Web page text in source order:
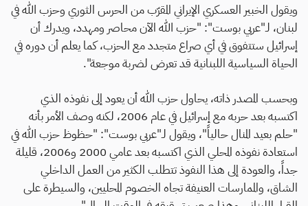
ويقول الخبير العسكري الإيراني المقرّب من الحرس الثوري وحزب الله في
لبنان، لـ"عربي بوست": "حزب الله الآن محاصر ومهدد، ويدرك أن
إسرائيل ستتفوق في أي صراع متجدد مع الحزب، كما يعلم أن دوره في
الحياة السياسية اللبنانية قد تعرض لضربة موجعة".
وبحسب المصدر ذاته، يحاول حزب الله أن يعود إلى نفوذه الذي
اكتسبه بعد حربه مع إسرائيل في عام 2006، لكنه وصف الأمر بأنه
"حلم بعيد المنال حالياً"، ويقول لـ"عربي بوست": "حظوظ حزب الله في
استعادة نفوذه المحلي الذي اكتسبه بعد عامي 2000 و2006، قليلة
جداً، والعودة إلى هذا النفوذ تتطلب الكثير من العمل الداخلي
الشاق، والممارسات العنيفة تجاه الخصوم المحليين، والسيطرة على